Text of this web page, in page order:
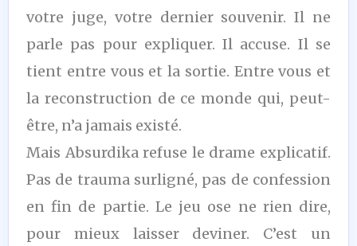
votre juge, votre dernier souvenir. Il ne
parle pas pour expliquer. Il accuse. Il se
tient entre vous et la sortie. Entre vous et
la reconstruction de ce monde qui, peut-
être, n’a jamais existé.
Mais Absurdika refuse le drame explicatif.
Pas de trauma surligné, pas de confession
en fin de partie. Le jeu ose ne rien dire,
pour mieux laisser deviner. C’est un